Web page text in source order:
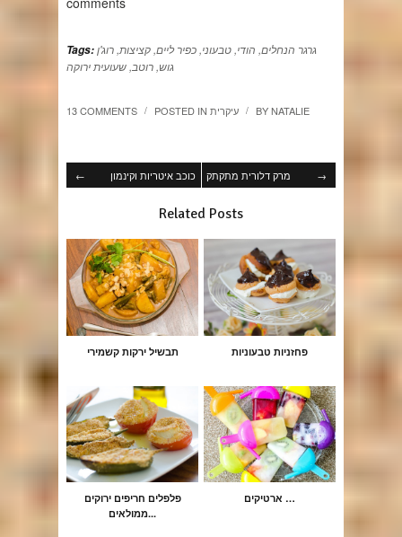
Tags: גרגר הנחלים, הודי, טבעוני, כפיר ליים, קציצות, רוג'ן
גוש, רוטב, שעועית ירוקה
13 COMMENTS / POSTED IN עיקרית / BYNATALIE
← כוכב איטריות וקינמון מרק דלורית מתקתק →
Related Posts
תבשיל ירקות קשמירי פחזניות טבעוניות
פלפלים חריפים ירוקים
ממולאים...
ארטיקים …